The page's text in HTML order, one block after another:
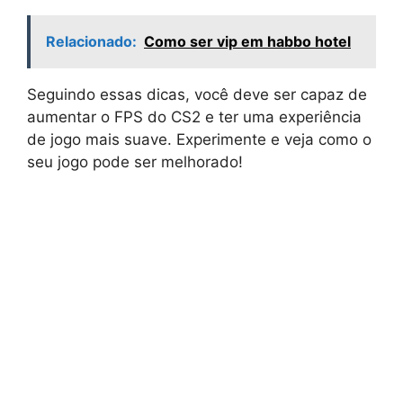
Relacionado: Como ser vip em habbo hotel
Seguindo essas dicas, você deve ser capaz de
aumentar o FPS do CS2 e ter uma experiência
de jogo mais suave. Experimente e veja como o
seu jogo pode ser melhorado!